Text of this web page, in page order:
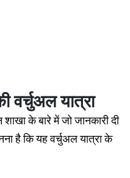
वर्चुअल यात्रा
के बारे में जो जानकारी दी
​​है कि यह वर्चुअल यात्रा के